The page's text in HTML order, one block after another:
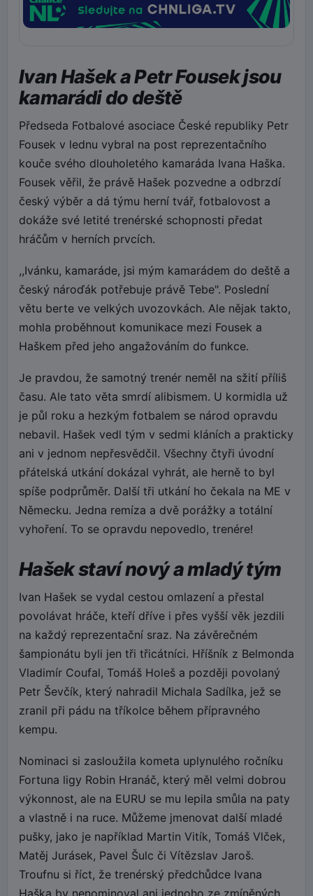
Ivan Hašek a Petr Fousek jsou
kamarádi do deště
Předseda Fotbalové asociace České republiky Petr
Fousek v lednu vybral na post reprezentačního
kouče svého dlouholetého kamaráda Ivana Haška.
Fousek věřil, že právě Hašek pozvedne a odbrzdí
český výběr a dá týmu herní tvář, fotbalovost a
dokáže své letité trenérské schopnosti předat
hráčům v herních prvcích.
,,Ivánku, kamaráde, jsi mým kamarádem do deště a
český nároďák potřebuje právě Tebe". Poslední
větu berte ve velkých uvozovkách. Ale nějak takto,
mohla proběhnout komunikace mezi Fousek a
Haškem před jeho angažováním do funkce.
Je pravdou, že samotný trenér neměl na sžití příliš
času. Ale tato věta smrdí alibismem. U kormidla už
je půl roku a hezkým fotbalem se národ opravdu
nebavil. Hašek vedl tým v sedmi kláních a prakticky
ani v jednom nepřesvědčil. Všechny čtyři úvodní
přátelská utkání dokázal vyhrát, ale herně to byl
spíše podprůměr. Další tři utkání ho čekala na ME v
Německu. Jedna remíza a dvě porážky a totální
vyhoření. To se opravdu nepovedlo, trenére!
Hašek staví nový a mladý tým
Ivan Hašek se vydal cestou omlazení a přestal
povolávat hráče, kteří dříve i přes vyšší věk jezdili
na každý reprezentační sraz. Na závěrečném
šampionátu byli jen tři třicátníci. Hříšník z Belmonda
Vladimír Coufal, Tomáš Holeš a později povolaný
Petr Ševčík, který nahradil Michala Sadílka, jež se
zranil při pádu na tříkolce během přípravného
kempu.
Nominaci si zasloužila kometa uplynulého ročníku
Fortuna ligy Robin Hranáč, který měl velmi dobrou
výkonnost, ale na EURU se mu lepila smůla na paty
a vlastně i na ruce. Můžeme jmenovat další mladé
pušky, jako je například Martin Vitík, Tomáš Vlček,
Matěj Jurásek, Pavel Šulc či Vítězslav Jaroš.
Troufnu si říct, že trenérský předchůdce Ivana
Haška by nenominoval ani jednoho ze zmíněných.